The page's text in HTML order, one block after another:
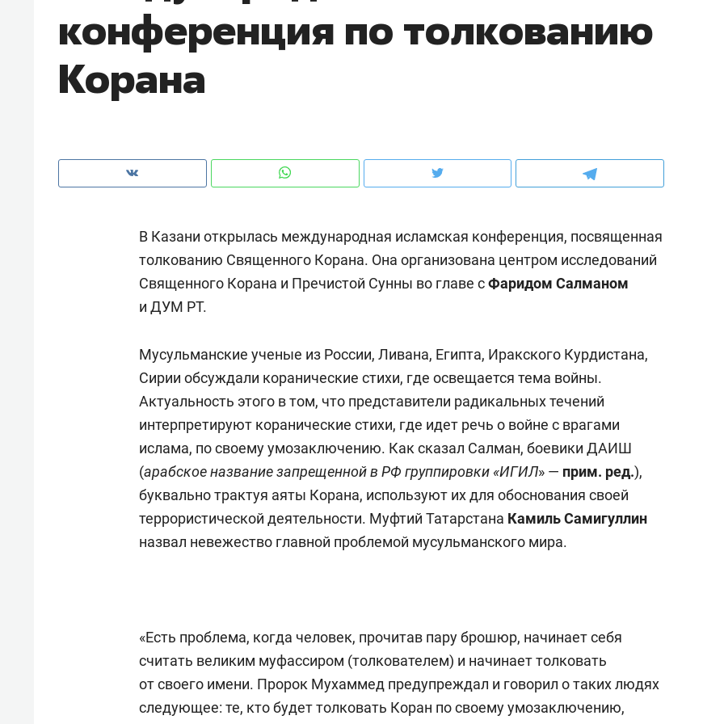
конференция по толкованию
Корана
В Казани открылась международная исламская конференция, посвященная
толкованию Священного Корана. Она организована центром исследований
Священного Корана и Пречистой Сунны во главе сФаридом Салманом
и ДУМ РТ.
Мусульманские ученые из России, Ливана, Египта, Иракского Курдистана,
Сирии обсуждали коранические стихи, где освещается тема войны.
Актуальность этого в том, что представители радикальных течений
интерпретируют коранические стихи, где идет речь о войне с врагами
ислама, по своему умозаключению. Как сказал Салман, боевики ДАИШ
(арабское название запрещенной в РФ группировки «ИГИЛ» — прим. ред.),
буквально трактуя аяты Корана, используют их для обоснования своей
террористической деятельности. Муфтий Татарстана Камиль Самигуллин
назвал невежество главной проблемой мусульманского мира.
«Есть проблема, когда человек, прочитав пару брошюр, начинает себя
считать великим муфассиром (толкователем) и начинает толковать
от своего имени. Пророк Мухаммед предупреждал и говорил о таких людях
следующее: те, кто будет толковать Коран по своему умозаключению,
с ЖК «Иволга» в Зеленодольске
налогах и развитии без кредитов
чем интересен Оман?
Падел, фитнес, танцы и даже
стал Меккой для любителей
Рекомендуем
когда человек не считает
свою сверхнагрузку
с мебелью за 2
для меня это